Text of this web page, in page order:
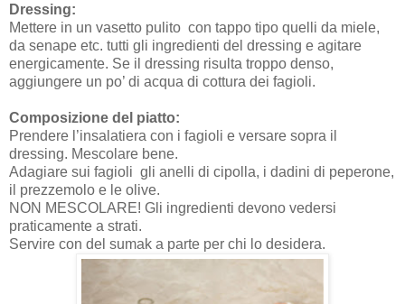
Dressing:
Mettere in un vasetto pulito con tappo tipo quelli da miele,
da senape etc. tutti gli ingredienti del dressing e agitare
energicamente. Se il dressing risulta troppo denso,
aggiungere un po’ di acqua di cottura dei fagioli.
Composizione del piatto:
Prendere l’insalatiera con i fagioli e versare sopra il
dressing. Mescolare bene.
Adagiare sui fagioli gli anelli di cipolla, i dadini di peperone,
il prezzemolo e le olive.
NON MESCOLARE! Gli ingredienti devono vedersi
praticamente a strati.
Servire con del sumak a parte per chi lo desidera.